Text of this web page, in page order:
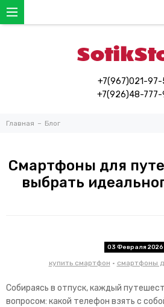
+7(967)021-97-
+7(926)48-777-
Главная Блог
Смартфоны для
выбрать
03 Февраля 2026
купить смартфон • смартфоны
Собираясь в отпуск, каждый
вопросом: какой телефон взять с